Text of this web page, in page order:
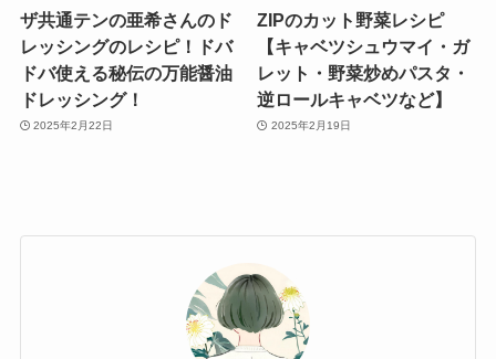
ザ共通テンの亜希さんのド
レッシングのレシピ！ドバ
ドバ使える秘伝の万能醤油
ドレッシング！
2025年2月22日
ZIPのカット野菜レシピ
【キャベツシュウマイ・ガ
レット・野菜炒めパスタ・
逆ロールキャベツなど】
2025年2月19日